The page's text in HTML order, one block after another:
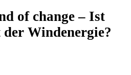
of change – Ist
Windenergie?